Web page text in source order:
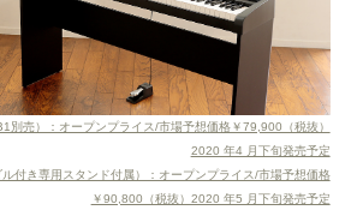
別売）：オープンプライス/市場予想価格￥79,900（税抜）
2020 年4 月下旬発売予定
付き専用スタンド付属）：オープンプライス/市場予想価格
￥90,800（税抜）2020 年5 月下旬発売予定